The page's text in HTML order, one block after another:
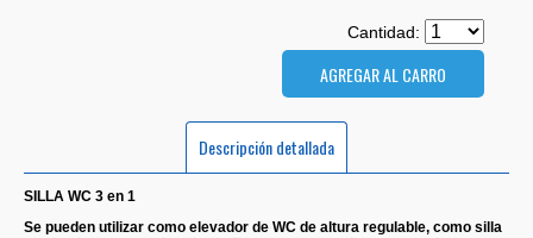
Cantidad:
Descripción detallada
SILLA WC 3 en 1
Se pueden utilizar como elevador de WC de altura regulable, como silla